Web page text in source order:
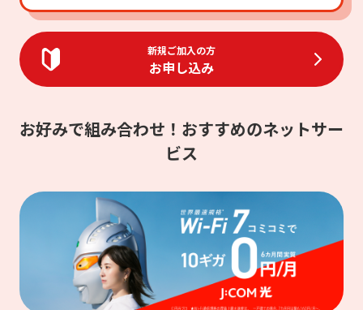
新規ご加入の方
お申し込み
お好みで組み合わせ！おすすめのネットサー
ビス